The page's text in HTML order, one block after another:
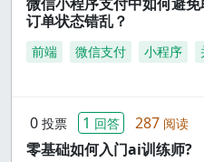
订单状态错乱？
前端 微信支付 小程序
0 投票 1 回答 287 阅读
零基础如何入门ai训练师?